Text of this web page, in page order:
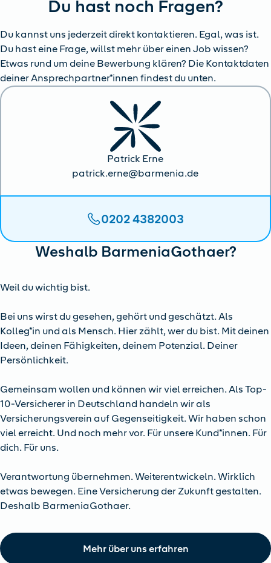
Du hast noch Fragen?
Du kannst uns jederzeit direkt kontaktieren. Egal, was ist.
Du hast eine Frage, willst mehr über einen Job wissen?
Etwas rund um deine Bewerbung klären? Die Kontaktdaten
deiner Ansprechpartner*innen findest du unten.
Patrick Erne
patrick.erne@barmenia.de
0202 4382003
Weshalb BarmeniaGothaer?
Weil du wichtig bist.
Bei uns wirst du gesehen, gehört und geschätzt. Als
Kolleg*in und als Mensch. Hier zählt, wer du bist. Mit deinen
Ideen, deinen Fähigkeiten, deinem Potenzial. Deiner
Persönlichkeit.
Gemeinsam wollen und können wir viel erreichen. Als Top-
10-Versicherer in Deutschland handeln wir als
Versicherungsverein auf Gegenseitigkeit. Wir haben schon
viel erreicht. Und noch mehr vor. Für unsere Kund*innen. Für
dich. Für uns.
Verantwortung übernehmen. Weiterentwickeln. Wirklich
etwas bewegen. Eine Versicherung der Zukunft gestalten.
Deshalb BarmeniaGothaer.
Mehr über uns erfahren